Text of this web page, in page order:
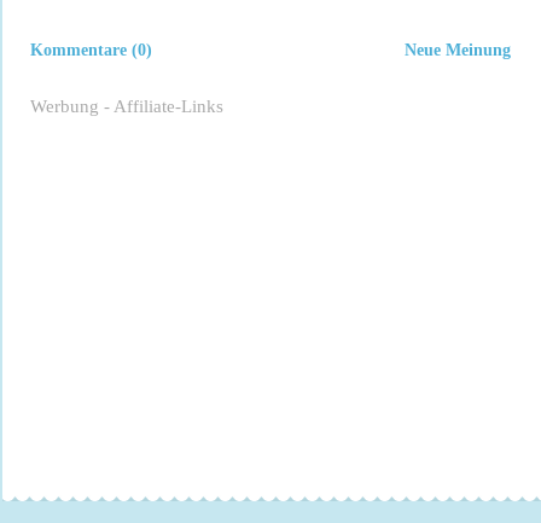
Neue Meinung
Kommentare (0)
Werbung - Affiliate-Links